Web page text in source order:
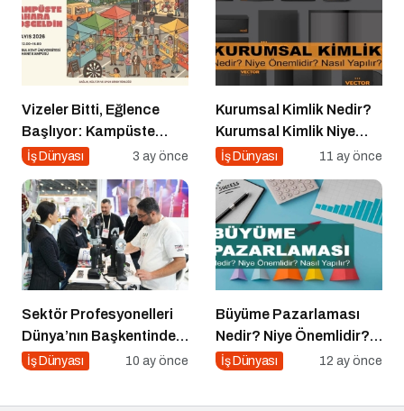
Büyük Festival!
Vizeler Bitti, Eğlence
Başlıyor: Kampüste
Bahar Festivali Kaçmaz!
İş Dünyası 3 ay önce
Kurumsal Kimlik Nedir?
Kurumsal Kimlik Niye
Önemlidir? Kurumsal
İş Dünyası 11 ay önce
Sektör Profesyonelleri
Dünya’nın Başkentinde
Buluşacak!
İş Dünyası 10 ay önce
Büyüme Pazarlaması
Nedir? Niye Önemlidir?
Growht Marketıng Nasıl
İş Dünyası 12 ay önce